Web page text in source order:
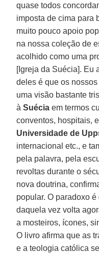
quase todos
imposta de cima para
muito pouco apoio
na nossa coleção de
acolhido como uma
[Igreja da Suécia]. Eu
deles é que os
uma visão bastante
àSuécia em termos
conventos, hospitais,
Universidade de
internacional etc., e
pela palavra, pela
revoltas durante o
nova doutrina,
popular. O paradoxo
daquela vez volta
a mosteiros, ícones,
O livro afirma que as
e a teologia católica